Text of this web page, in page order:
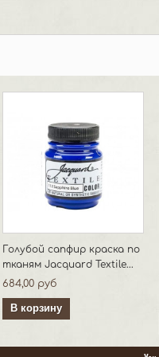
Голубой сапфир краска по
тканям Jacquard Textile...
684,00 руб
В корзину